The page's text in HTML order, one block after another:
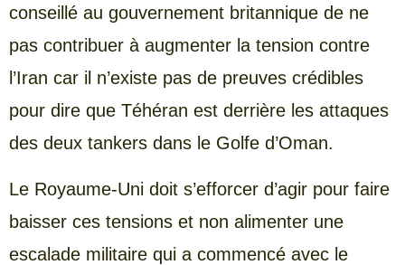
conseillé au gouvernement britannique de ne
pas contribuer à augmenter la tension contre
l’Iran car il n’existe pas de preuves crédibles
pour dire que Téhéran est derrière les attaques
des deux tankers dans le Golfe d’Oman.
Le Royaume-Uni doit s’efforcer d’agir pour faire
baisser ces tensions et non alimenter une
escalade militaire qui a commencé avec le